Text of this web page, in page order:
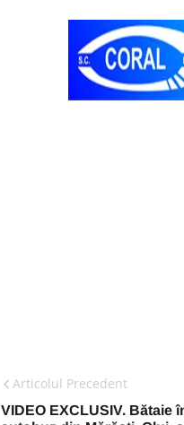
Articolul Precedent
VIDEO EXCLUSIV. Bătaie